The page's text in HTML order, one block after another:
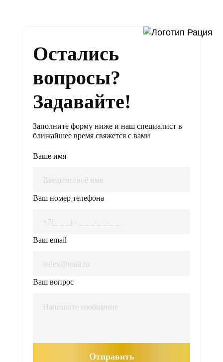
Остались
вопросы?
Задавайте!
Заполните форму ниже и наш специалист в
ближайшее время свяжется с вами
Ваше имя
Ваш номер телефона
Ваш email
Ваш вопрос
Отправить